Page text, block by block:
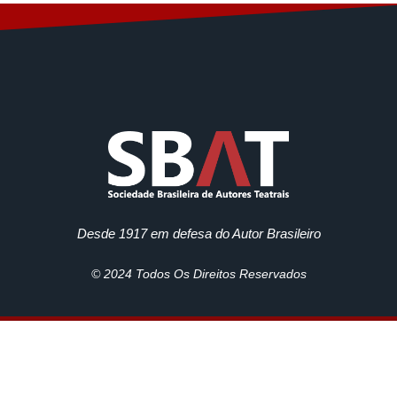
Desde 1917 em defesa do Autor Brasileiro
© 2024 Todos Os Direitos Reservados